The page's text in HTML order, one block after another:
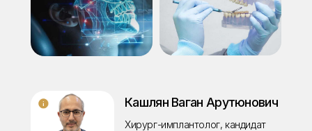
Кашлян Ваган Арутюнович
Хирург-имплантолог, кандидат